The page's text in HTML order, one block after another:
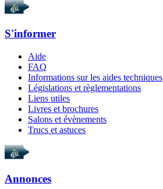
S'informer
Aide
FAQ
Informations sur les aides techniques
Législations et règlementations
Liens utiles
Livres et brochures
Salons et évènements
Trucs et astuces
Annonces